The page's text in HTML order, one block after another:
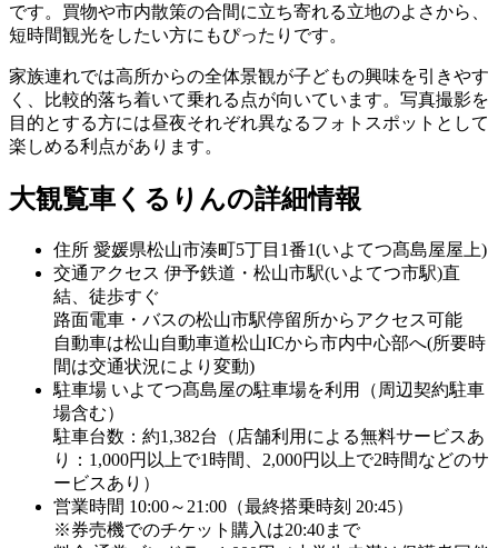
です。買物や市内散策の合間に立ち寄れる立地のよさから、
短時間観光をしたい方にもぴったりです。
家族連れでは高所からの全体景観が子どもの興味を引きやす
く、比較的落ち着いて乗れる点が向いています。写真撮影を
目的とする方には昼夜それぞれ異なるフォトスポットとして
楽しめる利点があります。
大観覧車くるりんの詳細情報
住所 愛媛県松山市湊町5丁目1番1(いよてつ髙島屋屋上)
交通アクセス 伊予鉄道・松山市駅(いよてつ市駅)直
結、徒歩すぐ
路面電車・バスの松山市駅停留所からアクセス可能
自動車は松山自動車道松山ICから市内中心部へ(所要時
間は交通状況により変動)
駐車場 いよてつ髙島屋の駐車場を利用（周辺契約駐車
場含む）
駐車台数：約1,382台（店舗利用による無料サービスあ
り：1,000円以上で1時間、2,000円以上で2時間などのサ
ービスあり）
営業時間 10:00～21:00（最終搭乗時刻 20:45）
※券売機でのチケット購入は20:40まで